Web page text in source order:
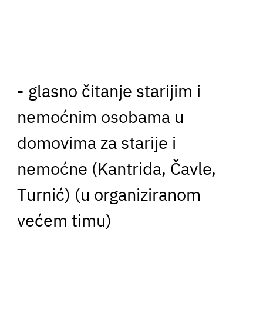
- glasno čitanje starijim i
nemoćnim osobama u
domovima za starije i
nemoćne (Kantrida, Čavle,
Turnić) (u organiziranom
većem timu)